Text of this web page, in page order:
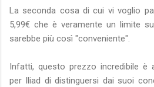
La seconda cosa di cui vi voglio
5,99€ che è veramente un limite
sarebbe più così "conveniente".
Infatti, questo prezzo incredibile è
per Iliad di distinguersi dai suoi